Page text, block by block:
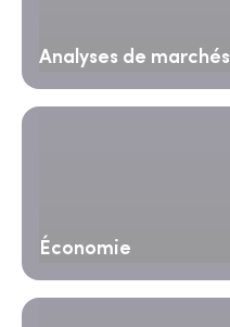
Analyses de marchés
Économie